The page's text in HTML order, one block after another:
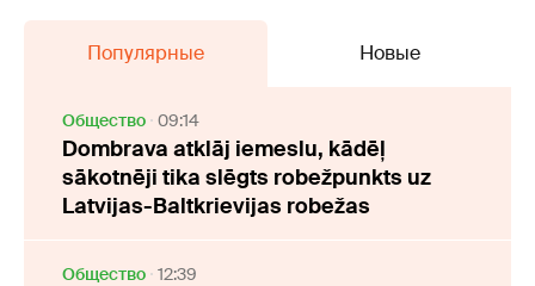
Популярные Новые
Oбщество 09:14
Dombrava atklāj iemeslu, kādēļ
sākotnēji tika slēgts robežpunkts uz
Latvijas-Baltkrievijas robežas
Oбщество 12:39